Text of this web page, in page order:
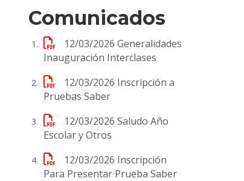
Comunicados
12/03/2026 Generalidades
Inauguración Interclases
12/03/2026 Inscripción a
Pruebas Saber
12/03/2026 Saludo Año
Escolar y Otros
12/03/2026 Inscripción
Para Presentar Prueba Saber